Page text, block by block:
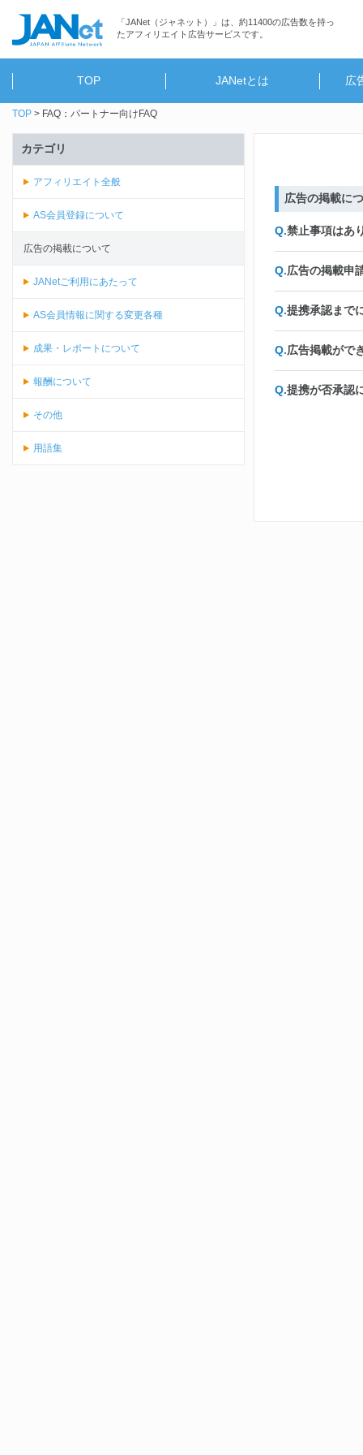
「JANet（ジャネット）」は、約11400の広告数を持っ
たアフィリエイト広告サービスです。
TOP JANetとは 広
TOP FAQ：パートナー向けFAQ
広告の掲載に
禁止事項はあ
広告の掲載申
提携承認まで
広告掲載がで
提携が否承認
カテゴリ
アフィリエイト全般
AS会員登録について
広告の掲載について
JANetご利用にあたって
AS会員情報に関する変更各種
成果・レポートについて
報酬について
その他
用語集